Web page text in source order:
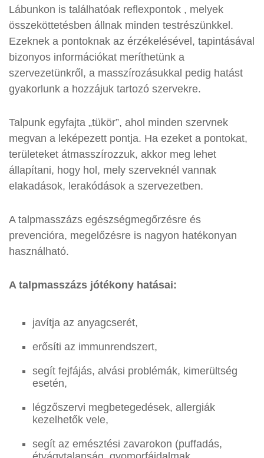
Lábunkon is találhatóak reflexpontok , melyek
összeköttetésben állnak minden testrészünkkel.
Ezeknek a pontoknak az érzékelésével, tapintásával
bizonyos információkat meríthetünk a
szervezetünkről, a masszírozásukkal pedig hatást
gyakorlunk a hozzájuk tartozó szervekre.
Talpunk egyfajta „tükör”, ahol minden szervnek
megvan a leképezett pontja. Ha ezeket a pontokat,
területeket átmasszírozzuk, akkor meg lehet
állapítani, hogy hol, mely szerveknél vannak
elakadások, lerakódások a szervezetben.
A talpmasszázs egészségmegőrzésre és
prevencióra, megelőzésre is nagyon hatékonyan
használható.
A talpmasszázs jótékony hatásai:
javítja az anyagcserét,
erősíti az immunrendszert,
segít fejfájás, alvási problémák, kimerültség
esetén,
légzőszervi megbetegedések, allergiák
kezelhetők vele,
segít az emésztési zavarokon (puffadás,